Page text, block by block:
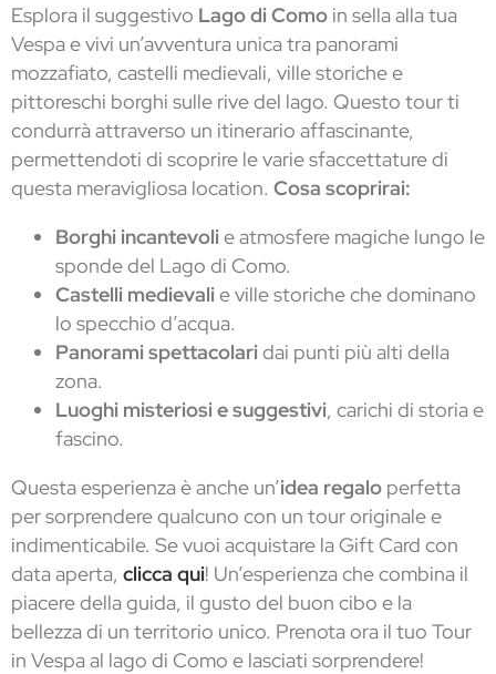
Esplora il suggestivo Lago di Como in sella alla tua
Vespa e vivi un’avventura unica tra panorami
mozzafiato, castelli medievali, ville storiche e
pittoreschi borghi sulle rive del lago. Questo tour ti
condurrà attraverso un itinerario affascinante,
permettendoti di scoprire le varie sfaccettature di
questa meravigliosa location. Cosa scoprirai:
Borghi incantevolie atmosfere magiche lungo le
sponde del Lago di Como.
Castelli medievalie ville storiche che dominano
lo specchio d’acqua.
Panorami spettacolaridai punti più alti della
zona.
Luoghi misteriosi e suggestivi, carichi di storia e
fascino.
Questa esperienza è anche un’idea regalo perfetta
per sorprendere qualcuno con un tour originale e
indimenticabile. Se vuoi acquistare la Gift Card con
data aperta, clicca qui! Un’esperienza che combina il
piacere della guida, il gusto del buon cibo e la
bellezza di un territorio unico. Prenota ora il tuo Tour
in Vespa al lago di Como e lasciati sorprendere!